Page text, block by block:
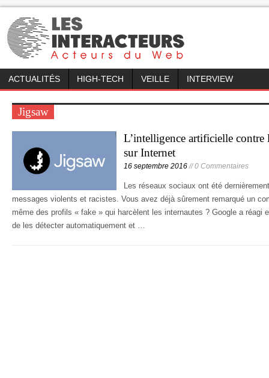
ACTUALITÉS HIGH-TECH VEILLE INTERVIEW
Jigsaw
L’intelligence artificielle contre
sur Internet
16 septembre 2016// 0 Commentaires
Les réseaux sociaux ont été
messages violents et racistes. Vous avez déjà sûrement remarqué un
même des profils « fake » qui harcèlent les internautes ? Google a réagi
de les détecter automatiquement et …